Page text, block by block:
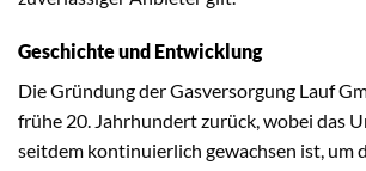
Geschichte und Entwicklung
Die Gründung der Gasversorgung Lauf
frühe 20. Jahrhundert zurück, wobei das
seitdem kontinuierlich gewachsen ist, um